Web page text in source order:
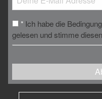
* Ich habe die
gelesen und stimme